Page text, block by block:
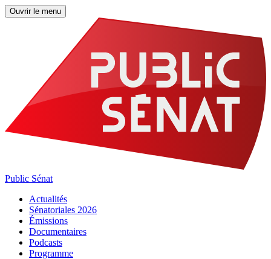
Ouvrir le menu
Public Sénat
Actualités
Sénatoriales 2026
Émissions
Documentaires
Podcasts
Programme